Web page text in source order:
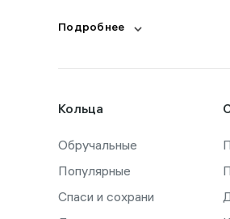
17,5
18
18,5
18-19
18-21,5
Подробнее
Кольца
Обручальные
Популярные
Спаси и сохрани